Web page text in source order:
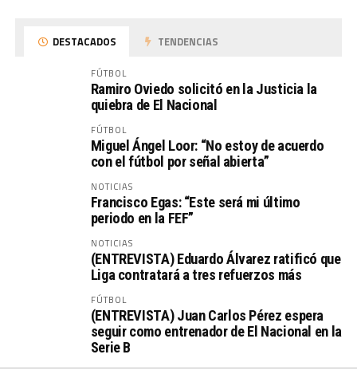
DESTACADOS TENDENCIAS
FÚTBOL
Ramiro Oviedo solicitó en la Justicia la
quiebra de El Nacional
FÚTBOL
Miguel Ángel Loor: “No estoy de acuerdo
con el fútbol por señal abierta”
NOTICIAS
Francisco Egas: “Este será mi último
periodo en la FEF”
NOTICIAS
(ENTREVISTA) Eduardo Álvarez ratificó que
Liga contratará a tres refuerzos más
FÚTBOL
(ENTREVISTA) Juan Carlos Pérez espera
seguir como entrenador de El Nacional en la
Serie B